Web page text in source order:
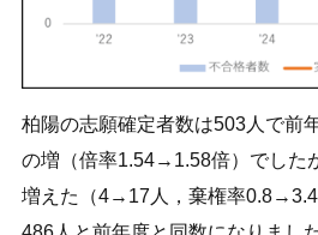
柏陽の志願確定者数は503人で前
の増（倍率1.54→1.58倍）でした
増えた（4→17人，棄権率